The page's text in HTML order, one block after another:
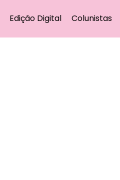
Edição Digital Colunistas